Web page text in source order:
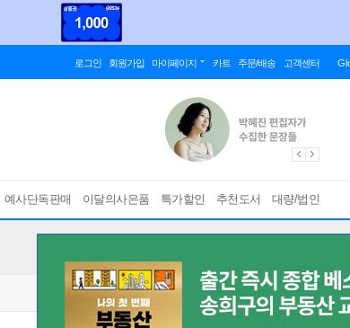
로그인 회원가입 마이페이지 카트 주문/배송 고객센터
예사단독판매 이달의사은품 특가할인 추천도서 대량/법인